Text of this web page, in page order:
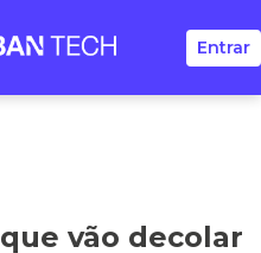
Entrar
vão decolar